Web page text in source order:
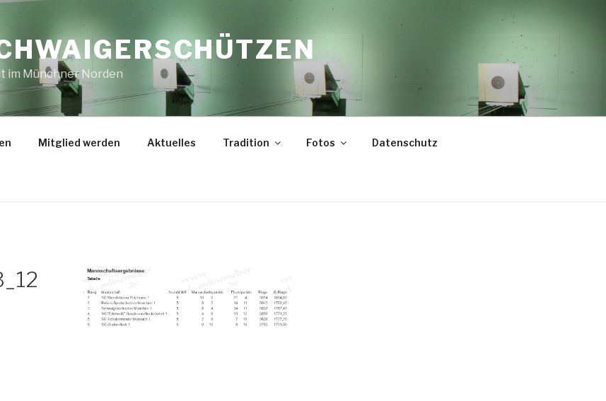
im Münchner Norden
Mitglied werden Aktuelles Tradition Fotos Datenschutz